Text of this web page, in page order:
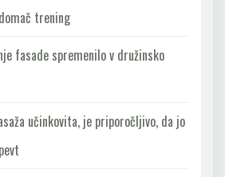
trening
fasade spremenilo v družinsko
učinkovita, je priporočljivo, da jo